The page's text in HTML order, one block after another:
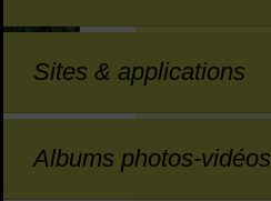
Sites & applications
Albums photos-vidéos